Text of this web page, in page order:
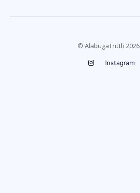
© AlabugaTruth 2026
Instagram